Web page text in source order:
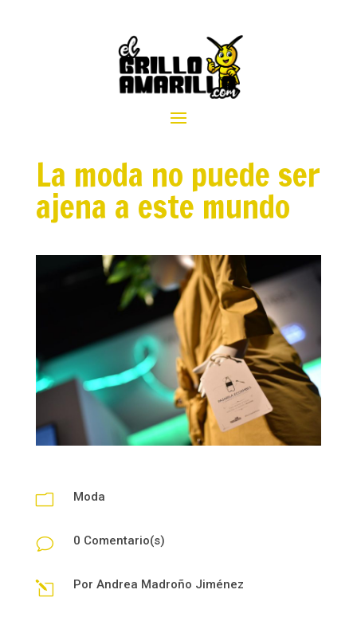
La moda no puede ser
ajena a este mundo
m Moda
v 0 Comentario(s)
l Por Andrea Madroño Jiménez